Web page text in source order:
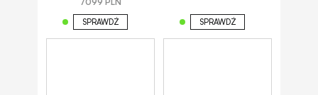
SPRAWDŹ SPRAWDŹ